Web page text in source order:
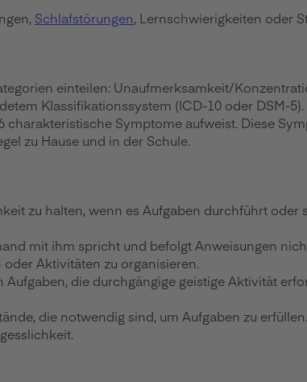
Schlafstörungen, Lernschwierigkeiten oder
einteilen: Unaufmerksamkeit/
Klassifikationssystem (ICD-10 oder DSM-
Symptome aufweist. Diese
zu Hause und in der Schule.
zu halten, wenn es Aufgaben durchführt oder
mit ihm spricht und befolgt Anweisungen
Aktivitäten zu organisieren.
die durchgängige geistige Aktivität
die notwendig sind, um Aufgaben zu erfüllen.